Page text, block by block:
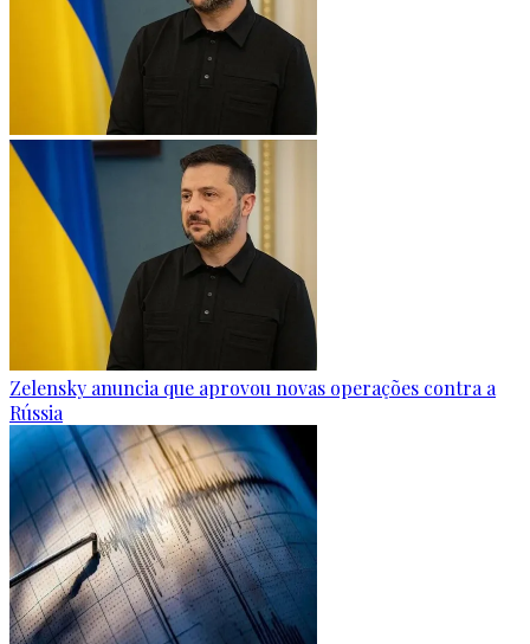
Zelensky anuncia que aprovou novas operações contra a
Rússia